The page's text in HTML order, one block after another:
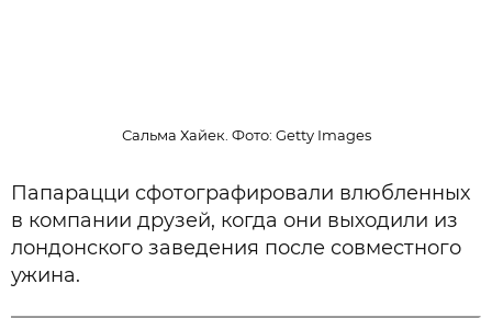
Сальма Хайек. Фото: Getty Images
Папарацци сфотографировали влюбленных
в компании друзей, когда они выходили из
лондонского заведения после совместного
ужина.